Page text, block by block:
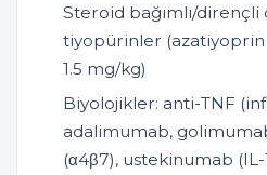
Steroid bağımlı/dirençli
tiyopürinler (azatiyoprin
1.5 mg/kg)
Biyolojikler: anti-TNF
adalimumab,
(α4β7), ustekinumab